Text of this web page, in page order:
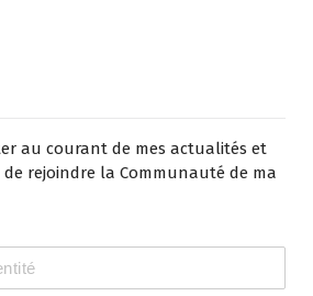
au courant de mes actualités et
rejoindre la Communauté de ma